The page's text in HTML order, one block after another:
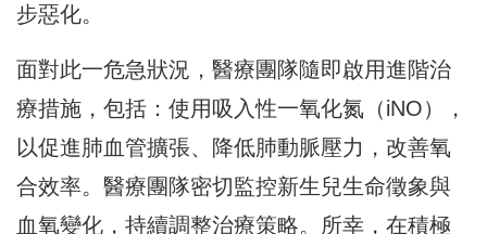
步惡化。
面對此一危急狀況，醫療團隊隨即啟用進階治
療措施， 包括：使用吸入性一氧化氮（iNO），
以促進肺血管擴張、 降低肺動脈壓力，改善氧
合效率。 醫療團隊密切監控新生兒生命徵象與
血氧變化，持續調整治療策略。 所幸，在積極